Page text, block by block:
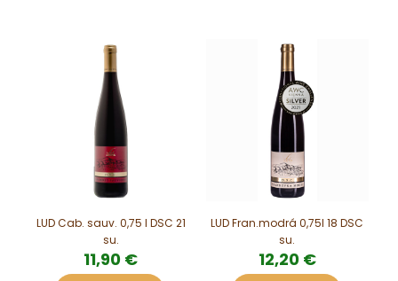
LUD Cab. sauv. 0,75 l DSC 21
su.
11,90 €
LUD Fran.modrá 0,75l 18 DSC
su.
12,20 €